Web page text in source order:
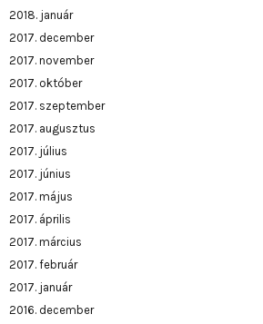
2018. január
2017. december
2017. november
2017. október
2017. szeptember
2017. augusztus
2017. július
2017. június
2017. május
2017. április
2017. március
2017. február
2017. január
2016. december